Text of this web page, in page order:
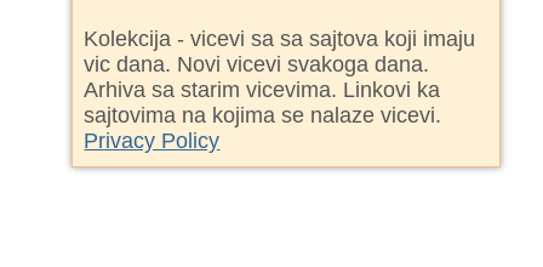
Kolekcija - vicevi sa sa sajtova koji imaju
vic dana. Novi vicevi svakoga dana.
Arhiva sa starim vicevima. Linkovi ka
sajtovima na kojima se nalaze vicevi.
Privacy Policy